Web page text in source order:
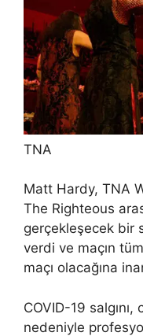
TNA
Matt Hardy, TNA
The Righteous
gerçekleşecek bir
verdi ve maçın
maçı olacağına
COVID-19 salgını,
nedeniyle